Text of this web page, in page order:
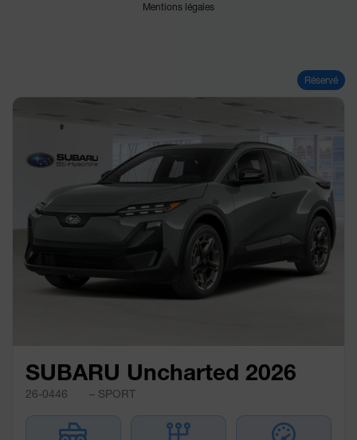
Mentions légales
Réservé
SUBARU Uncharted 2026
26-0446 – SPORT